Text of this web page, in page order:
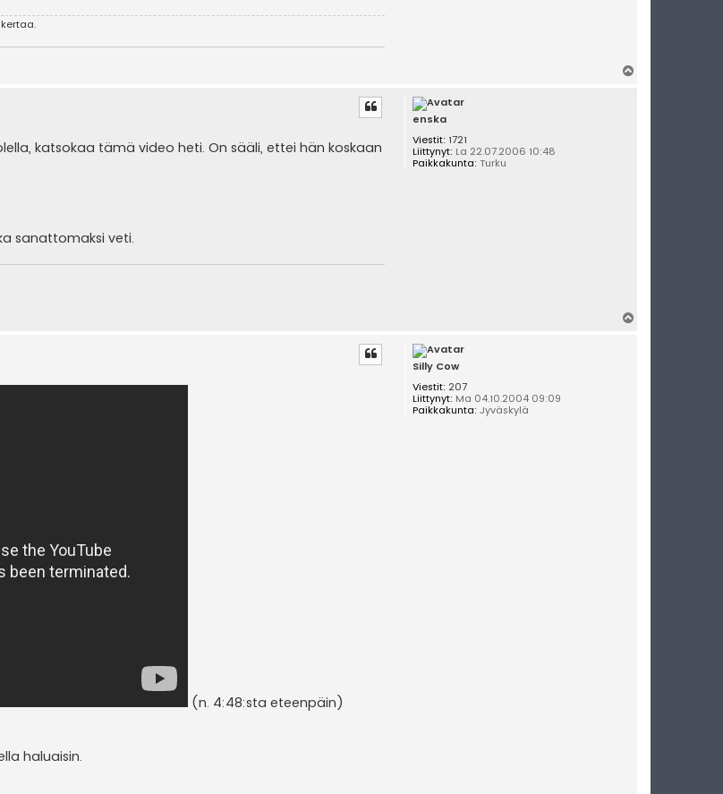
kertaa.
enska
Viestit: 1721
Liittynyt: La 22.07.2006 10:48
Paikkakunta: Turku
katsokaa tämä video heti. On sääli, ettei hän koskaan
sanattomaksi veti.
Silly Cow
Viestit: 207
Liittynyt: Ma 04.10.2004 09:09
Paikkakunta: Jyväskylä
(n. 4:48:sta eteenpäin)
haluaisin.